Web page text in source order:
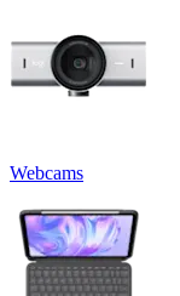
Webcams